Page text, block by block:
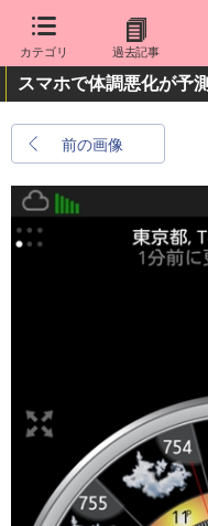
カテゴリ 過去記事
スマホで体調悪化が予
前の画像